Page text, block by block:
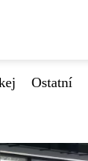
Ostatní